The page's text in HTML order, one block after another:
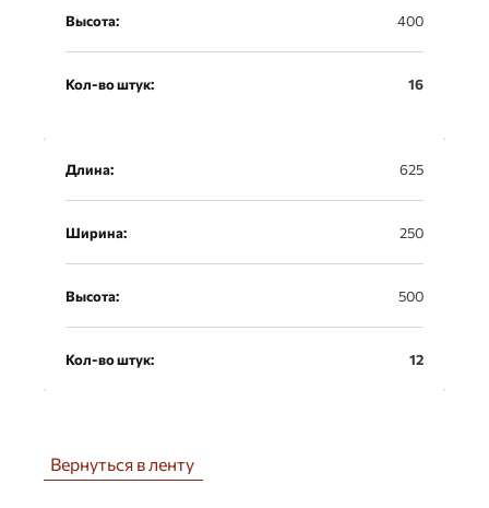
Высота: 400
Кол-во штук: 16
Длина: 625
Ширина: 250
Высота: 500
Кол-во штук: 12
Вернуться в ленту